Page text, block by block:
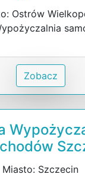
Ostrów
Zobacz
Miasto: Szczecin